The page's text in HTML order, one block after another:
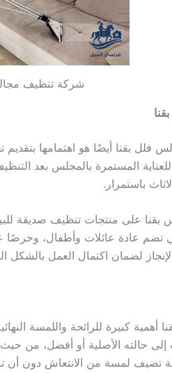
شركة تنظيف
بقنا أيضًا هو اهتمامها بتقديم
المستمرة بالمجلس بعد
باستمرار.
على منتجات تنظيف صديقة
تضم عادة عائلات وأطفال، وحرصًا
الإنجاز لضمان اكتمال العمل بالشكل
كبيرة للرائحة واللمسة
حالته الأصلية أو أفضل، من حيث
تضيف لمسة من الانتعاش دون أن